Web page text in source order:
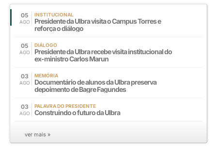
05
AGO
INSTITUCIONAL
Presidente da Ulbra visita o Campus Torres e
reforça o diálogo
05
AGO
DIÁLOGO
Presidente da Ulbra recebe visita institucional do
ex-ministro Carlos Marun
03
AGO
MEMÓRIA
Documentário de alunos da Ulbra preserva
depoimento de Bagre Fagundes
03
AGO
PALAVRA DO PRESIDENTE
Construindo o futuro da Ulbra
ver mais »